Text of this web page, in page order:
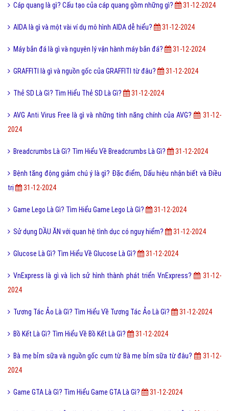
Cáp quang là gì? Cấu tạo của cáp quang gồm những gì? 31-12-2024
AIDA là gì và một vài ví dụ mô hình AIDA dễ hiểu? 31-12-2024
Máy bắn đá là gì và nguyên lý vận hành máy bắn đá? 31-12-2024
GRAFFITI là gì và nguồn gốc của GRAFFITI từ đâu? 31-12-2024
Thẻ SD Là Gì? Tìm Hiểu Thẻ SD Là Gì? 31-12-2024
AVG Anti Virus Free là gì và những tính năng chính của AVG?
31-12-
2024
Breadcrumbs Là Gì? Tìm Hiểu Về Breadcrumbs Là Gì? 31-12-2024
Bệnh tăng động giảm chú ý là gì? Đặc điểm, Dấu hiệu nhận biết và Điều
trị
31-12-2024
Game Lego Là Gì? Tìm Hiểu Game Lego Là Gì? 31-12-2024
Sử dụng DẦU ĂN với quan hệ tình dục có nguy hiểm? 31-12-2024
Glucose Là Gì? Tìm Hiểu Về Glucose Là Gì? 31-12-2024
VnExpress là gì và lịch sử hình thành phát triển VnExpress?
31-12-
2024
Tương Tác Ảo Là Gì? Tìm Hiểu Về Tương Tác Ảo Là Gì? 31-12-2024
Bồ Kết Là Gì? Tìm Hiểu Về Bồ Kết Là Gì? 31-12-2024
Bà mẹ bỉm sữa và nguồn gốc cụm từ Bà mẹ bỉm sữa từ đâu?
31-12-
2024
Game GTA Là Gì? Tìm Hiểu Game GTA Là Gì? 31-12-2024